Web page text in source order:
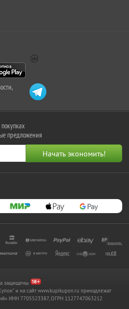
предложения
защищены.
и на сайт www.kupikupon.ru принадлежат
ИНН 7705523387, ОГРН 1127747063212